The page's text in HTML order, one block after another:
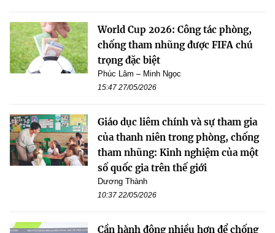
World Cup 2026: Công tác phòng,
chống tham nhũng được FIFA chú
trọng đặc biệt
Phúc Lâm – Minh Ngọc
15:47 27/05/2026
Giáo dục liêm chính và sự tham gia
của thanh niên trong phòng, chống
tham nhũng: Kinh nghiệm của một
số quốc gia trên thế giới
Dương Thành
10:37 22/05/2026
Cần hành động nhiều hơn để chống